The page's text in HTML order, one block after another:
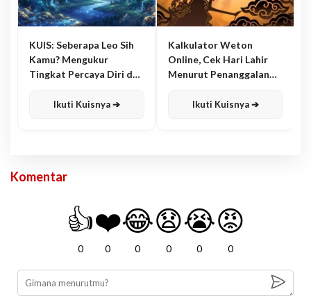
KUIS: Seberapa Leo Sih
Kamu? Mengukur
Tingkat Percaya Diri dan
Ikuti Kuisnya ➔
Kalkulator Weton
Online, Cek Hari Lahir
Menurut Penanggalan
Ikuti Kuisnya ➔
Komentar
👍
0
❤️
0
😂
0
😧
0
😭
0
😡
0